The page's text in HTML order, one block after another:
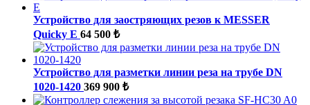
Устройство для заостряющих резов к MESSER
Quicky E 64 500 ₺
Устройство для разметки линии реза на трубе DN
1020-1420 369 900 ₺